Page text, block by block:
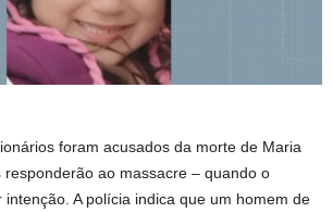
foram acusados ​​da morte de Maria
responderão ao massacre – quando o
intenção. A polícia indica que um homem de